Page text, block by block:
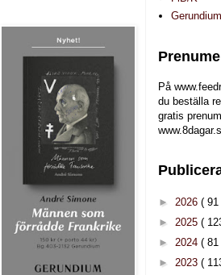
På
du beställa
gratis
► 2026 ( 91
► 2025 (
► 2024 ( 81
► 2023 (